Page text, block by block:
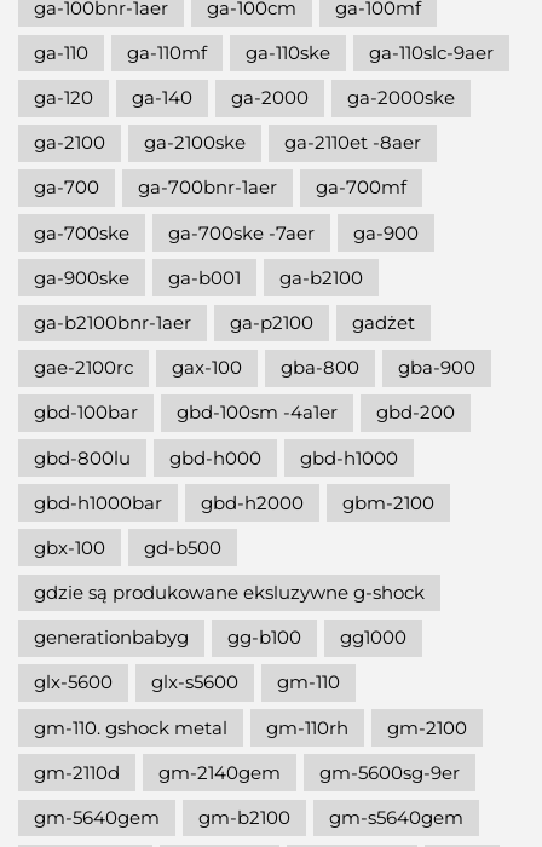
ga-100bnr-1aer ga-100cm
ga-100mf
ga-110
ga-110mf ga-110ske
ga-110slc-9aer
ga-120
ga-140 ga-2000
ga-2000ske
ga-2100
ga-2100ske
ga-2110et -8aer
ga-700
ga-700bnr-1aer
ga-700mf
ga-700ske
ga-700ske -7aer
ga-900
ga-900ske
ga-b001
ga-b2100
ga-b2100bnr-1aer
ga-p2100
gadżet
gae-2100rc
gax-100 gba-800
gba-900
gbd-100bar
gbd-100sm -4a1er
gbd-200
gbd-800lu
gbd-h000
gbd-h1000
gbd-h1000bar
gbd-h2000
gbm-2100
gbx-100
gd-b500
gdzie są produkowane eksluzywne g-shock
generationbabyg
gg-b100
gg1000
glx-5600
glx-s5600
gm-110
gm-110. gshock metal
gm-110rh
gm-2100
gm-2110d
gm-2140gem
gm-5600sg-9er
gm-5640gem
gm-b2100
gm-s5640gem